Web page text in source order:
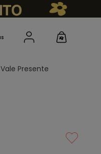
Vale Presente